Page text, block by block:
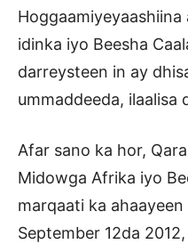
idinka iyo Beesha
darreysteen in ay
ummaddeeda, ilaalisa
Afar sano ka hor,
Midowga Afrika iyo
marqaati ka
September 12da